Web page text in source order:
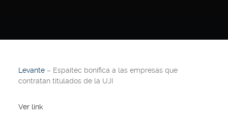
Levante – Espaitec bonifica a las empresas que
contratan titulados de la UJI
Ver link